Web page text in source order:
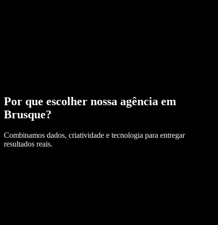
Por que escolher nossa agência em
Brusque?
Combinamos dados, criatividade e tecnologia para entregar
resultados reais.